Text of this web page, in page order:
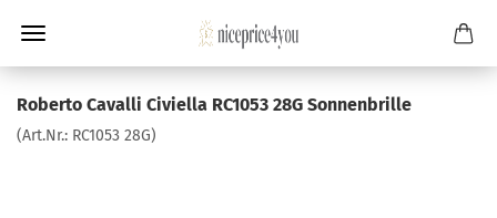
Roberto Cavalli Civiella RC1053 28G Sonnenbrille
(Art.Nr.: RC1053 28G)